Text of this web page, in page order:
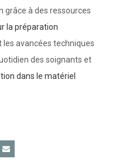
grâce à des ressources
la préparation
les avancées techniques
des soignants et
dans le matériel